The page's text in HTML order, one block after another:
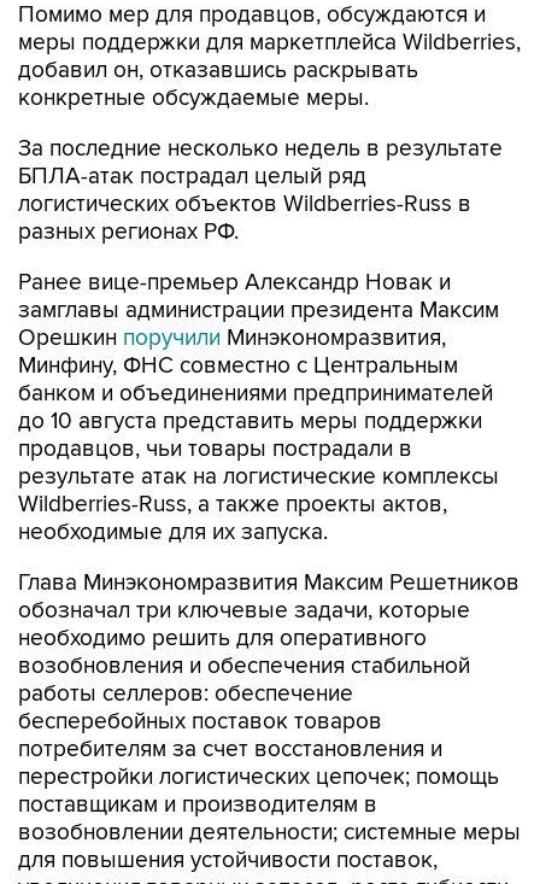
Помимо мер для продавцов, обсуждаются и
меры поддержки для маркетплейса Wildberries,
добавил он, отказавшись раскрывать
конкретные обсуждаемые меры.
За последние несколько недель в результате
БПЛА-атак пострадал целый ряд
логистических объектов Wildberries-Russ в
разных регионах РФ.
Ранее вице-премьер Александр Новак и
замглавы администрации президента Максим
Орешкин поручили Минэкономразвития,
Минфину, ФНС совместно с Центральным
банком и объединениями предпринимателей
до 10 августа представить меры поддержки
продавцов, чьи товары пострадали в
результате атак на логистические комплексы
Wildberries-Russ, а также проекты актов,
необходимые для их запуска.
Глава Минэкономразвития Максим Решетников
обозначал три ключевые задачи, которые
необходимо решить для оперативного
возобновления и обеспечения стабильной
работы селлеров: обеспечение
бесперебойных поставок товаров
потребителям за счет восстановления и
перестройки логистических цепочек; помощь
поставщикам и производителям в
возобновлении деятельности; системные меры
для повышения устойчивости поставок,